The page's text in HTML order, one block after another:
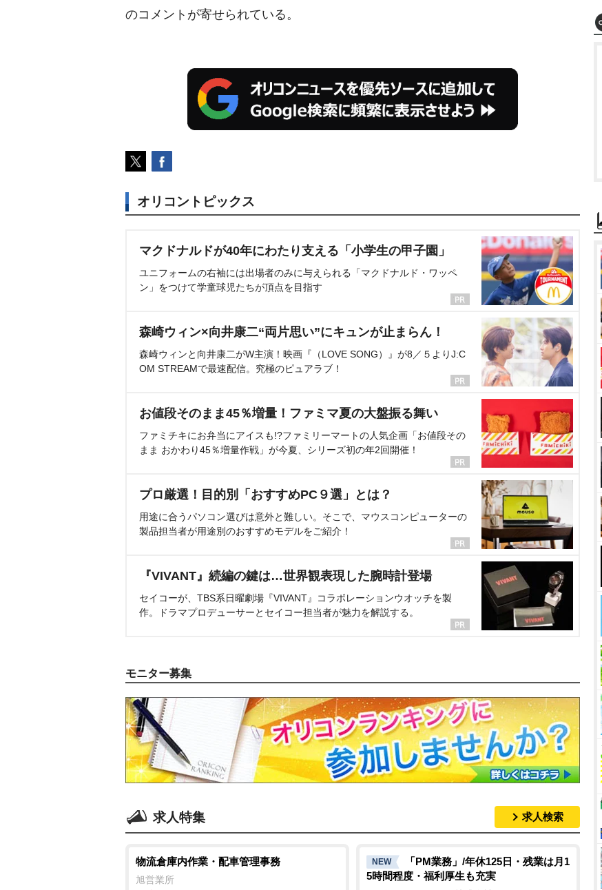
のコメントが寄せられている。
オリコントピックス
マクドナルドが40年にわたり支える「小学生の甲子園」
ユニフォームの右袖には出場者のみに与えられる「マクドナルド・ワッペ
ン」をつけて学童球児たちが頂点を目指す
森崎ウィン×向井康二“両片思い”にキュンが止まらん！
森崎ウィンと向井康二がW主演！映画『（LOVE SONG）』が8／５よりJ:C
OM STREAMで最速配信。究極のピュアラブ！
お値段そのまま45％増量！ファミマ夏の大盤振る舞い
ファミチキにお弁当にアイスも!?ファミリーマートの人気企画「お値段その
まま おかわり45％増量作戦」が今夏、シリーズ初の年2回開催！
プロ厳選！目的別「おすすめPC９選」とは？
用途に合うパソコン選びは意外と難しい。そこで、マウスコンピューターの
製品担当者が用途別のおすすめモデルをご紹介！
『VIVANT』続編の鍵は…世界観表現した腕時計登場
セイコーが、TBS系日曜劇場『VIVANT』コラボレーションウオッチを製
作。ドラマプロデューサーとセイコー担当者が魅力を解説する。
モニター募集
求人特集 求人検索
物流倉庫内作業・配車管理事務
旭営業所
NEW
「PM業務」/年休125日・残業は月1
5時間程度・福利厚生も充実